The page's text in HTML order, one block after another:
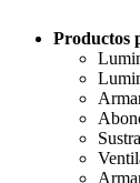
Productos